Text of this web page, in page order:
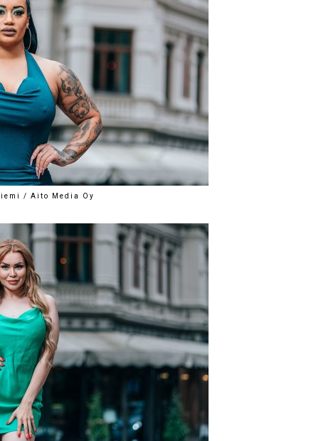
/ Aito Media Oy